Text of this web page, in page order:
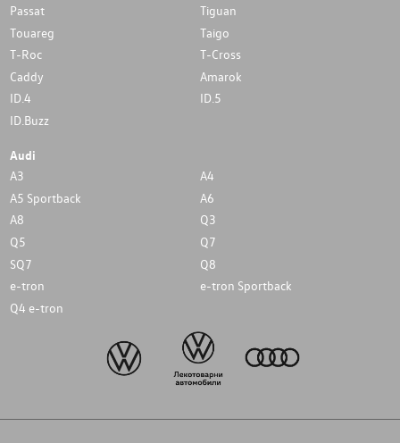
Passat
Tiguan
Touareg
Taigo
T-Roc
T-Cross
Caddy
Amarok
ID.4
ID.5
ID.Buzz
Audi
A3
A4
A5 Sportback
A6
A8
Q3
Q5
Q7
SQ7
Q8
e-tron
e-tron Sportback
Q4 e-tron